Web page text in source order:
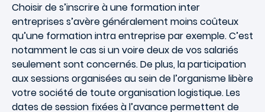
Choisir de s’inscrire à une formation inter
entreprises s’avère généralement moins coûteux
qu’une formation intra entreprise par exemple. C’est
notamment le cas si un voire deux de vos salariés
seulement sont concernés. De plus, la participation
aux sessions organisées au sein de l’organisme libère
votre société de toute organisation logistique. Les
dates de session fixées à l’avance permettent de